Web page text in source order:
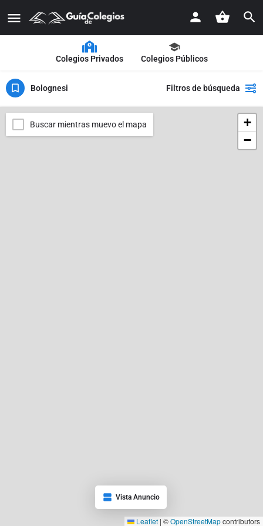
Colegios Privados Colegios Públicos
Bolognesi Filtros de búsqueda
+
−
Leaflet | ©OpenStreetMapcontributors
Buscar mientras muevo el mapa
Vista Anuncio